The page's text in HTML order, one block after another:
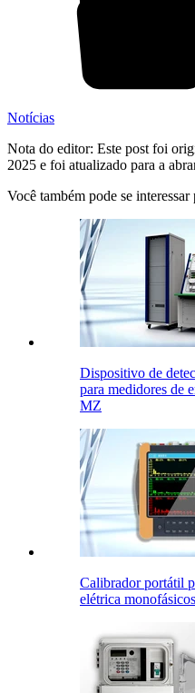
Notícias
Nota do editor: Este post foi
2025 e foi atualizado para a
Você também pode se interessar
Dispositivo de
para medidores de
MZ
Calibrador portátil
elétrica